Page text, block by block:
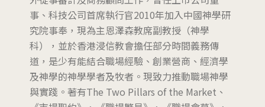
事、科技公司首席執行官2010年加入中國神學研
究院事奉，現為主恩澤森教席副教授（神學
科），並於香港浸信教會擔任部分時間義務傳
道，是少有能結合職場經驗、創業營商、經濟學
及神學的神學學者及牧者。現致力推動職場神學
與實踐。著有The Two Pillars of the Market、